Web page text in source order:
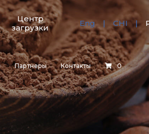
Центр
загрузки
Eng CHI
Партнеры Контакты 0